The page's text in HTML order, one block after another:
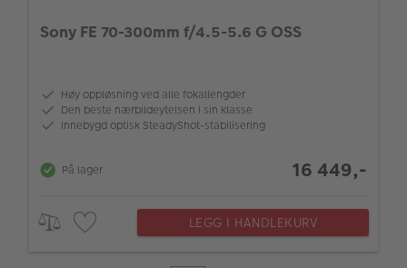
Sony FE 70-300mm f/4.5-5.6 G OSS
Høy oppløsning ved alle fokallengder
Den beste nærbildeytelsen i sin klasse
Innebygd optisk SteadyShot-stabilisering
På lager 16 449,-
LEGG I HANDLEKURV